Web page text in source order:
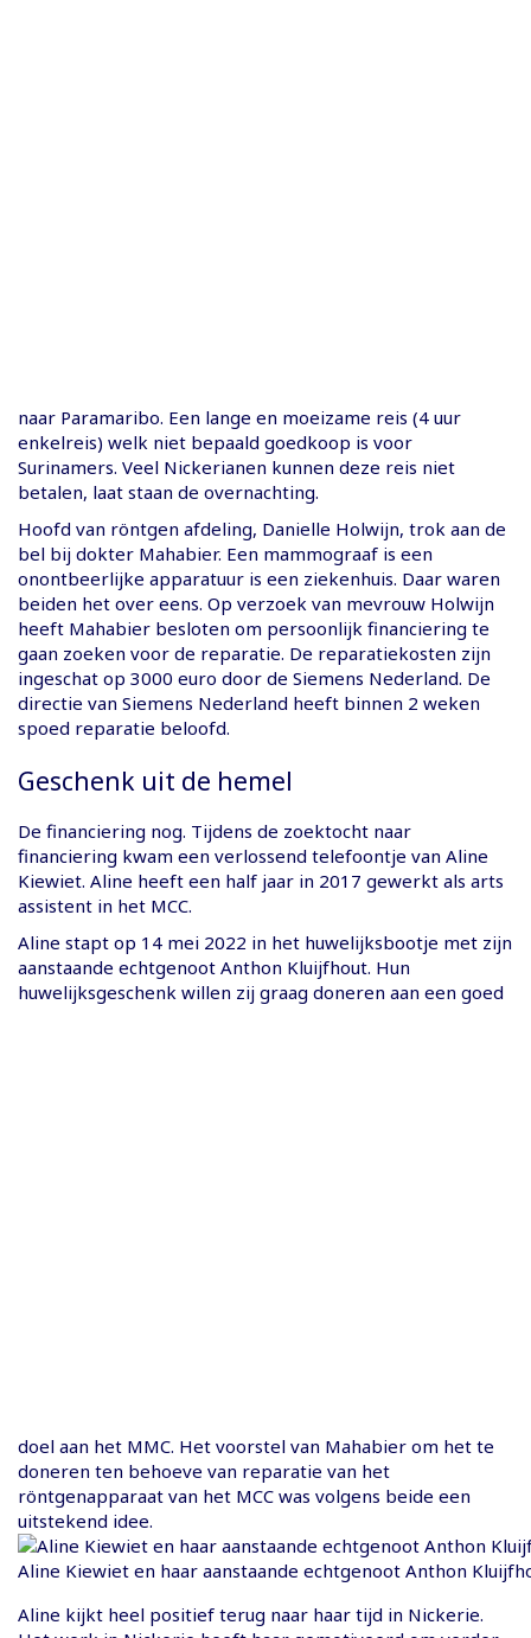
naar Paramaribo. Een lange en moeizame reis (4 uur
enkelreis) welk niet bepaald goedkoop is voor
Surinamers. Veel Nickerianen kunnen deze reis niet
betalen, laat staan de overnachting.
Hoofd van röntgen afdeling, Danielle Holwijn, trok aan de
bel bij dokter Mahabier. Een mammograaf is een
onontbeerlijke apparatuur is een ziekenhuis. Daar waren
beiden het over eens. Op verzoek van mevrouw Holwijn
heeft Mahabier besloten om persoonlijk financiering te
gaan zoeken voor de reparatie. De reparatiekosten zijn
ingeschat op 3000 euro door de Siemens Nederland. De
directie van Siemens Nederland heeft binnen 2 weken
spoed reparatie beloofd.
Geschenk uit de hemel
De financiering nog. Tijdens de zoektocht naar
financiering kwam een verlossend telefoontje van Aline
Kiewiet. Aline heeft een half jaar in 2017 gewerkt als arts
assistent in het MCC.
Aline stapt op 14 mei 2022 in het huwelijksbootje met zijn
aanstaande echtgenoot Anthon Kluijfhout. Hun
huwelijksgeschenk willen zij graag doneren aan een goed
doel aan het MMC. Het voorstel van Mahabier om het te
doneren ten behoeve van reparatie van het
röntgenapparaat van het MCC was volgens beide een
uitstekend idee.
Aline Kiewiet en haar aanstaande echtgenoot Anthon
Aline kijkt heel positief terug naar haar tijd in Nickerie.